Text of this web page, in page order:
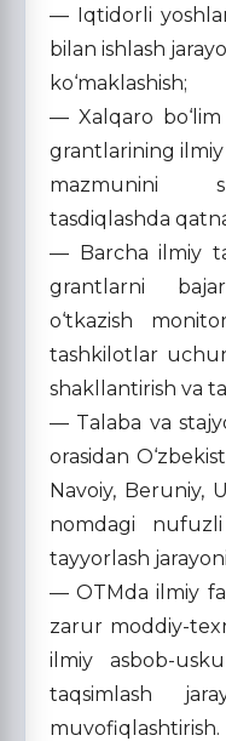
— Iqtidorli
bilan ishlash
ko‘maklashish;
— Xalqaro
grantlarining
mazmunini
tasdiqlashda
— Barcha ilmiy
grantlarni
o‘tkazish
tashkilotlar
shakllantirish va
— Talaba va
orasidan
Navoiy, Beruniy,
nomdagi
tayyorlash
— OTMda ilmiy
zarur moddiy-
ilmiy asbob-
taqsimlash
muvofiqlashtirish.